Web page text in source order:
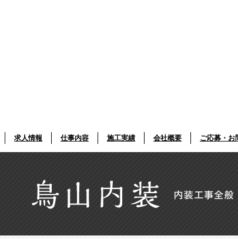
求人情報 仕事内容 施工実績 会社概要 ご応募・お